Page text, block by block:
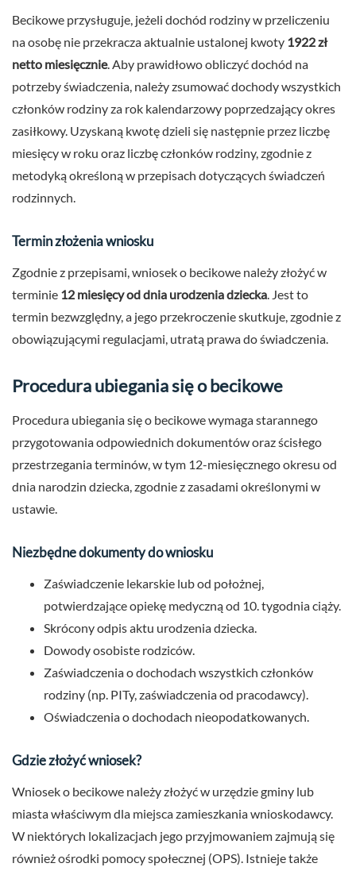
Becikowe przysługuje, jeżeli dochód rodziny w przeliczeniu
na osobę nie przekracza aktualnie ustalonej kwoty 1922 zł
netto miesięcznie. Aby prawidłowo obliczyć dochód na
potrzeby świadczenia, należy zsumować dochody wszystkich
członków rodziny za rok kalendarzowy poprzedzający okres
zasiłkowy. Uzyskaną kwotę dzieli się następnie przez liczbę
miesięcy w roku oraz liczbę członków rodziny, zgodnie z
metodyką określoną w przepisach dotyczących świadczeń
rodzinnych.
Termin złożenia wniosku
Zgodnie z przepisami, wniosek o becikowe należy złożyć w
terminie 12 miesięcy od dnia urodzenia dziecka . Jest to
termin bezwzględny, a jego przekroczenie skutkuje, zgodnie z
obowiązującymi regulacjami, utratą prawa do świadczenia.
Procedura ubiegania się o becikowe
Procedura ubiegania się o becikowe wymaga starannego
przygotowania odpowiednich dokumentów oraz ścisłego
przestrzegania terminów, w tym 12-miesięcznego okresu od
dnia narodzin dziecka, zgodnie z zasadami określonymi w
ustawie.
Niezbędne dokumenty do wniosku
Zaświadczenie lekarskie lub od położnej,
potwierdzające opiekę medyczną od 10. tygodnia ciąży.
Skrócony odpis aktu urodzenia dziecka.
Dowody osobiste rodziców.
Zaświadczenia o dochodach wszystkich członków
rodziny (np. PITy, zaświadczenia od pracodawcy).
Oświadczenia o dochodach nieopodatkowanych.
Gdzie złożyć wniosek?
Wniosek o becikowe należy złożyć w urzędzie gminy lub
miasta właściwym dla miejsca zamieszkania wnioskodawcy.
W niektórych lokalizacjach jego przyjmowaniem zajmują się
również ośrodki pomocy społecznej (OPS). Istnieje także